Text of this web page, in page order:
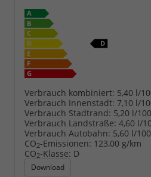
Verbrauch kombiniert: 5,40 l/
Verbrauch Innenstadt: 7,10 l/
Verbrauch Stadtrand: 5,20 l/
Verbrauch Landstraße: 4,60 l/
Verbrauch Autobahn: 5,60 l/
CO2-Emissionen: 123,00 g/km
CO2-Klasse: D
Download